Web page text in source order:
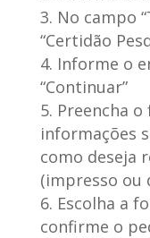
No campo
“Certidão
Informe o
“Continuar”
Preencha
informações
como deseja
(impresso ou
Escolha a
confirme o